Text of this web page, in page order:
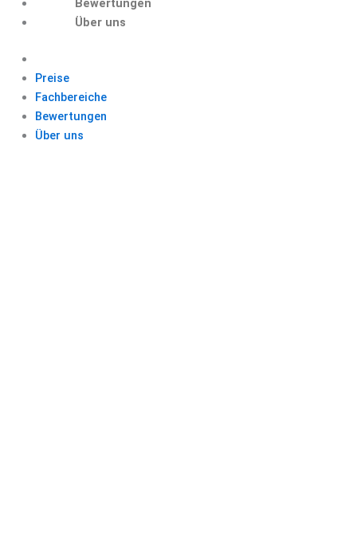
Bewertungen
Über uns
Preise
Fachbereiche
Bewertungen
Über uns